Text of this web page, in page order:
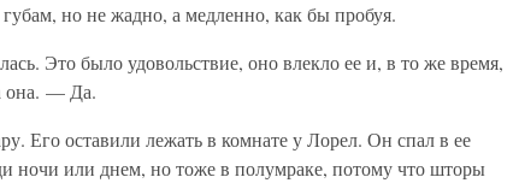
но не жадно, а медленно, как бы пробуя.
Это было удовольствие, оно влекло ее и, в то же время,
она. — Да.
Его оставили лежать в комнате у Лорел. Он спал в ее
ночи или днем, но тоже в полумраке, потому что шторы